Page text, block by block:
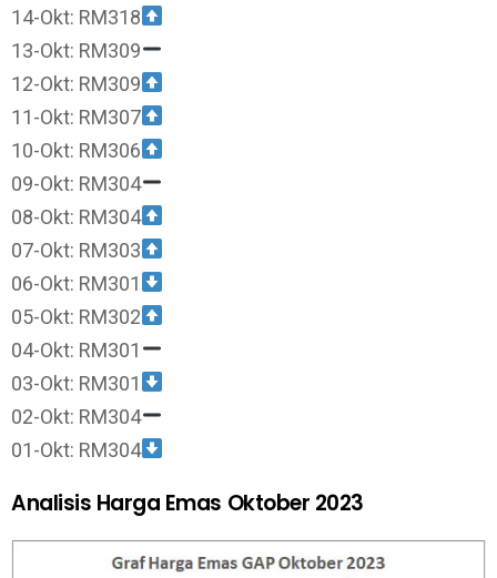
14-Okt: RM318
13-Okt: RM309
12-Okt: RM309
11-Okt: RM307
10-Okt: RM306
09-Okt: RM304
08-Okt: RM304
07-Okt: RM303
06-Okt: RM301
05-Okt: RM302
04-Okt: RM301
03-Okt: RM301
02-Okt: RM304
01-Okt: RM304
Analisis Harga Emas Oktober 2023